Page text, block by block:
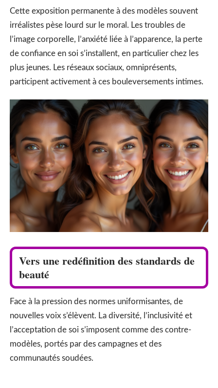
Cette exposition permanente à des modèles souvent
irréalistes pèse lourd sur le moral. Les troubles de
l’image corporelle, l’anxiété liée à l’apparence, la perte
de confiance en soi s’installent, en particulier chez les
plus jeunes. Les réseaux sociaux, omniprésents,
participent activement à ces bouleversements intimes.
Vers une redéfinition des standards de
beauté
Face à la pression des normes uniformisantes, de
nouvelles voix s’élèvent. La diversité, l’inclusivité et
l’acceptation de soi s’imposent comme des contre-
modèles, portés par des campagnes et des
communautés soudées.